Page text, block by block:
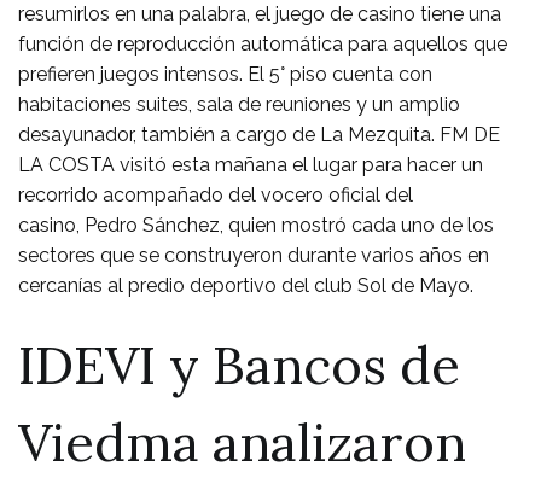
resumirlos en una palabra, el juego de casino tiene una
función de reproducción automática para aquellos que
prefieren juegos intensos. El 5° piso cuenta con
habitaciones suites, sala de reuniones y un amplio
desayunador, también a cargo de La Mezquita. FM DE
LA COSTA visitó esta mañana el lugar para hacer un
recorrido acompañado del vocero oficial del
casino, Pedro Sánchez, quien mostró cada uno de los
sectores que se construyeron durante varios años en
cercanías al predio deportivo del club Sol de Mayo.
IDEVI y Bancos de
Viedma analizaron